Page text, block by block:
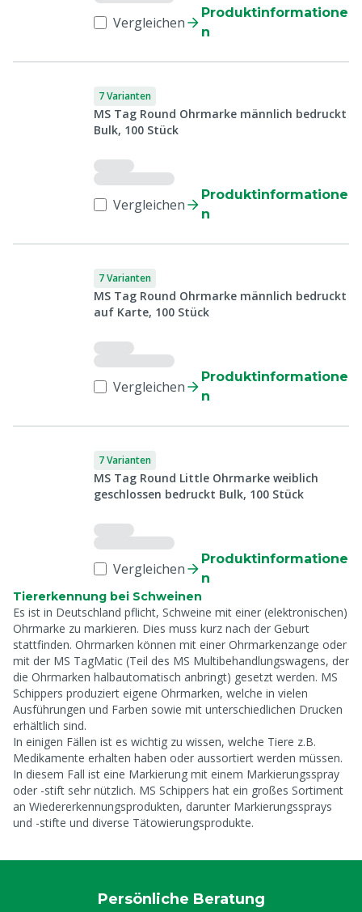
Vergleichen
Produktinformatione
n
7 Varianten
MS Tag Round Ohrmarke männlich bedruckt
Bulk, 100 Stück
Vergleichen
Produktinformatione
n
7 Varianten
MS Tag Round Ohrmarke männlich bedruckt
auf Karte, 100 Stück
Vergleichen
Produktinformatione
n
7 Varianten
MS Tag Round Little Ohrmarke weiblich
geschlossen bedruckt Bulk, 100 Stück
Vergleichen
Produktinformatione
n
Tiererkennung bei Schweinen
Es ist in Deutschland pflicht, Schweine mit einer (elektronischen)
Ohrmarke zu markieren. Dies muss kurz nach der Geburt
stattfinden. Ohrmarken können mit einer Ohrmarkenzange oder
mit der MS TagMatic (Teil des MS Multibehandlungswagens, der
die Ohrmarken halbautomatisch anbringt) gesetzt werden. MS
Schippers produziert eigene Ohrmarken, welche in vielen
Ausführungen und Farben sowie mit unterschiedlichen Drucken
erhältlich sind.
In einigen Fällen ist es wichtig zu wissen, welche Tiere z.B.
Medikamente erhalten haben oder aussortiert werden müssen.
In diesem Fall ist eine Markierung mit einem Markierungsspray
oder -stift sehr nützlich. MS Schippers hat ein großes Sortiment
an Wiedererkennungsprodukten, darunter Markierungssprays
und -stifte und diverse Tätowierungsprodukte.
Persönliche Beratung